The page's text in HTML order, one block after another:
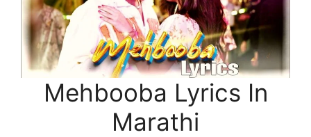
Mehbooba Lyrics In
Marathi